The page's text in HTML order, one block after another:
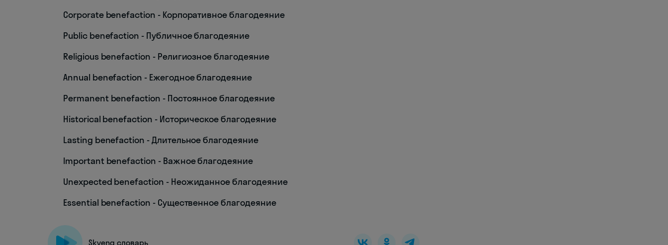
Corporate benefaction - Корпоративное благодеяние
Public benefaction - Публичное благодеяние
Religious benefaction - Религиозное благодеяние
Annual benefaction - Ежегодное благодеяние
Permanent benefaction - Постоянное благодеяние
Historical benefaction - Историческое благодеяние
Lasting benefaction - Длительное благодеяние
Important benefaction - Важное благодеяние
Unexpected benefaction - Неожиданное благодеяние
Essential benefaction - Существенное благодеяние
Skyeng словарь